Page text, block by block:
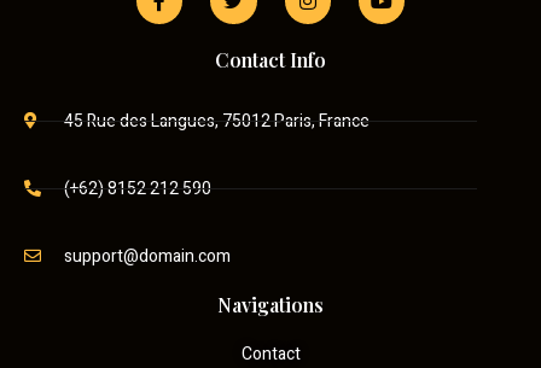
Contact Info
45 Rue des Langues, 75012 Paris, France
(+62) 8152 212 590
support@domain.com
Navigations
Contact